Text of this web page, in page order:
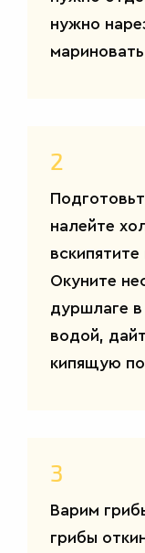
нужно
2
налейте
Окуните
дуршлаге
водой,
кипящую
3
Варим
грибы